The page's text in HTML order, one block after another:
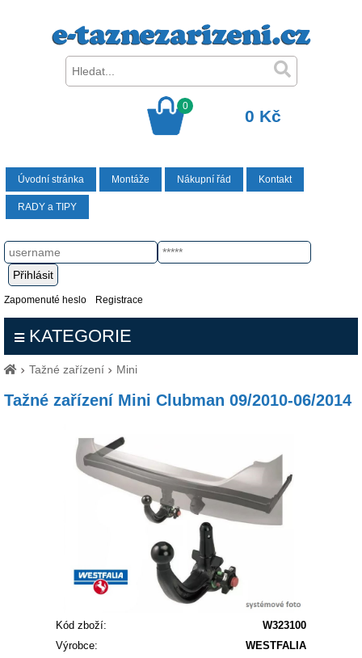
0
0 Kč
Úvodní stránka Montáže Nákupní řád Kontakt
RADY a TIPY
Zapomenuté heslo Registrace
KATEGORIE
Tažné zařízení Mini
Tažné zařízení Mini Clubman 09/2010-06/2014
Kód zboží:
W323100
Výrobce:
WESTFALIA